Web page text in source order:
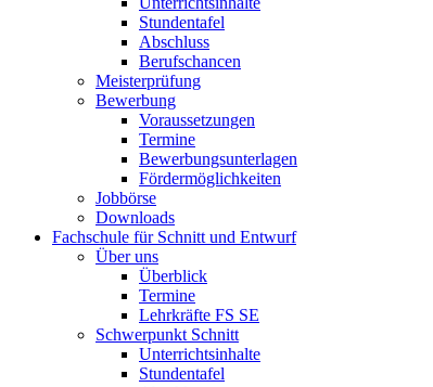
Stundentafel
Abschluss
Berufschancen
Meisterprüfung
Bewerbung
Voraussetzungen
Termine
Bewerbungsunterlagen
Fördermöglichkeiten
Jobbörse
Downloads
Fachschule für Schnitt und Entwurf
Über uns
Überblick
Termine
Lehrkräfte FS SE
Schwerpunkt Schnitt
Unterrichtsinhalte
Stundentafel